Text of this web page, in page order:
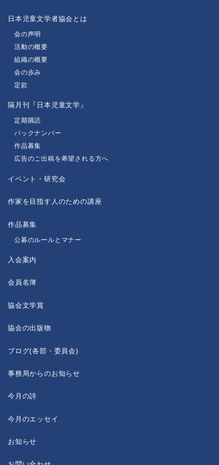
日本児童文学者協会とは
会の声明
活動の概要
組織の概要
会の歩み
定款
隔月刊『日本児童文学』
定期購読
バックナンバー
作品募集
広告のご出稿を希望される方へ
イベント・研究会
作家を目指す人のための講座
作品募集
公募のルールとマナー
入会案内
会員名簿
協会文学賞
協会の出版物
ブログ(各部・委員会)
事務局からのお知らせ
今月の詩
今月のエッセイ
お知らせ